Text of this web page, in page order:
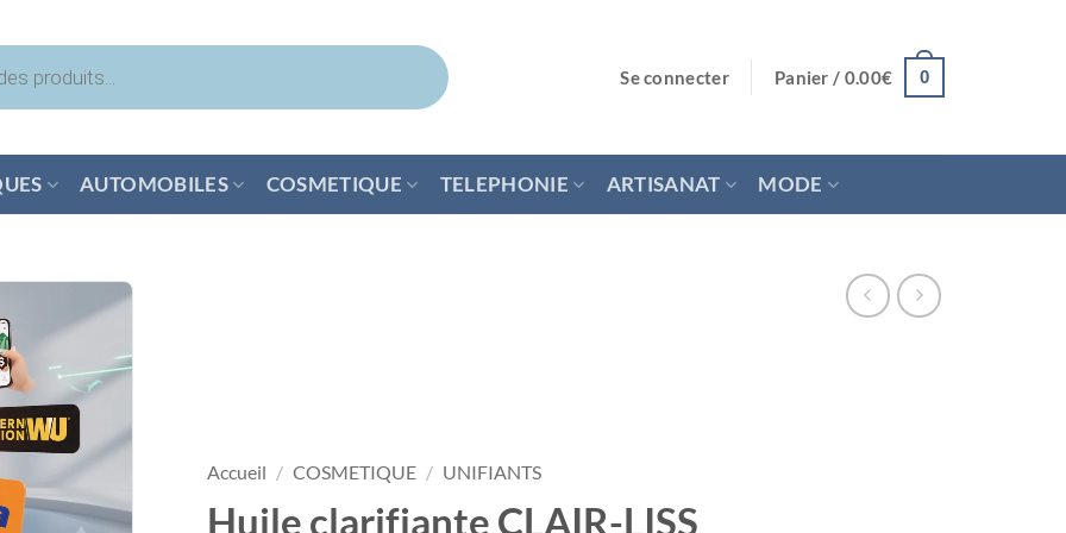
Se connecter Panier / 0.00€ 0
AUTOMOBILES COSMETIQUE TELEPHONIE ARTISANAT MODE
Accueil / COSMETIQUE / UNIFIANTS
Huile clarifiante CLAIR-LISS